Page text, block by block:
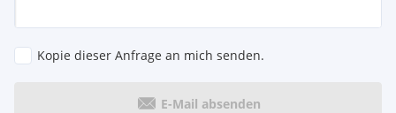
Kopie dieser Anfrage an mich senden.
E-Mail absenden